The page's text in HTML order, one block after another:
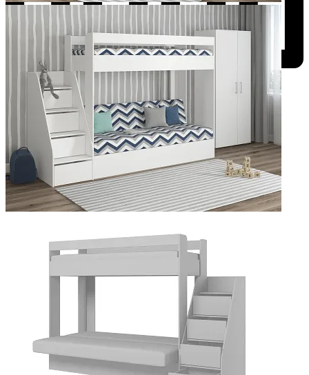
Добавить к сравнению